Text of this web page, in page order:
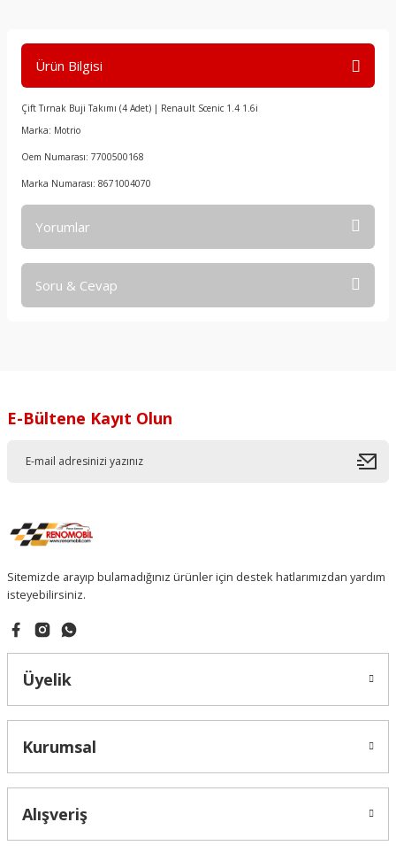
Ürün Bilgisi
Çift Tırnak Buji Takımı (4 Adet) | Renault Scenic 1.4 1.6i
Marka: Motrio
Oem Numarası: 7700500168
Marka Numarası: 8671004070
Yorumlar
Soru & Cevap
E-Bültene Kayıt Olun
Sitemizde arayıp bulamadığınız ürünler için destek hatlarımızdan yardım
isteyebilirsiniz.
Üyelik
Kurumsal
Alışveriş